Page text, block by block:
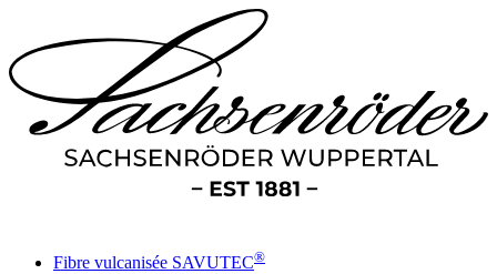
Fibre vulcanisée SAVUTEC®